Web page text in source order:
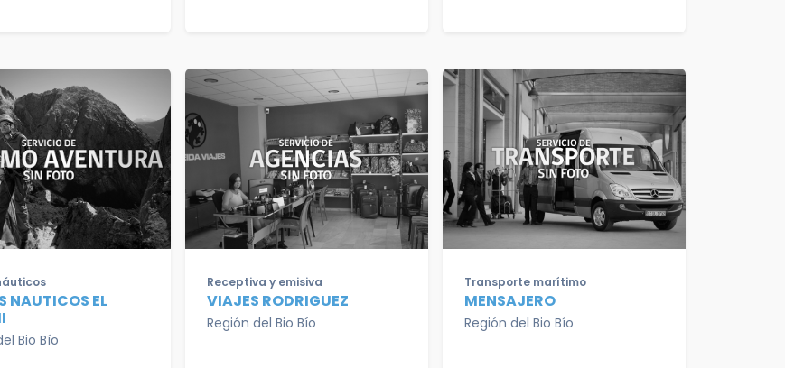
NAUTICOS EL
Bio Bío
Receptiva y emisiva
VIAJES RODRIGUEZ
Región del Bio Bío
Transporte marítimo
MENSAJERO
Región del Bio Bío